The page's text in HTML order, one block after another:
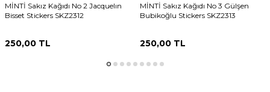
MİNTİ Sakız Kağıdı No 2 Jacquelın
Bisset Stickers SKZ2312
250,00 TL
MİNTİ Sakız Kağıdı No 3 Gülşen
Bubikoğlu Stickers SKZ2313
250,00TL